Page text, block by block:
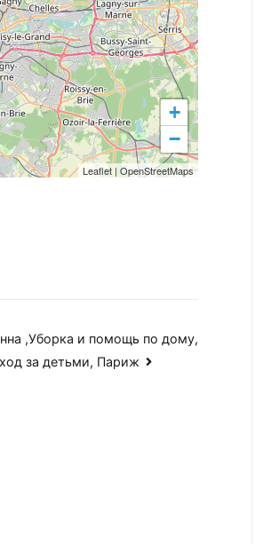
+
−
Leaflet | OpenStreetMaps
,Уборка и помощь по дому,
за детьми, Париж